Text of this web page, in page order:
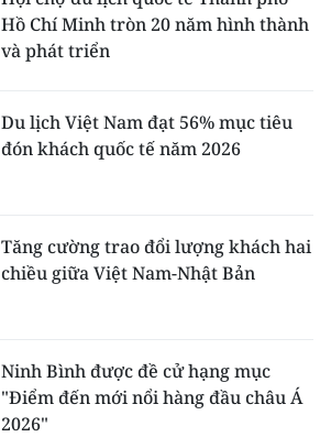
Hồ Chí Minh tròn 20 năm hình thành
và phát triển
Du lịch Việt Nam đạt 56% mục tiêu
đón khách quốc tế năm 2026
Tăng cường trao đổi lượng khách hai
chiều giữa Việt Nam-Nhật Bản
Ninh Bình được đề cử hạng mục
"Điểm đến mới nổi hàng đầu châu Á
2026"